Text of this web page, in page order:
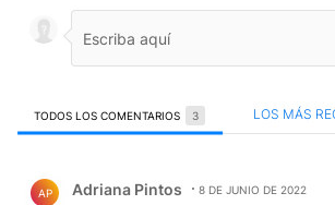
TODOS LOS COMENTARIOS 3 LOS MÁS
AP Adriana Pintos 8 DE JUNIO DE 2022